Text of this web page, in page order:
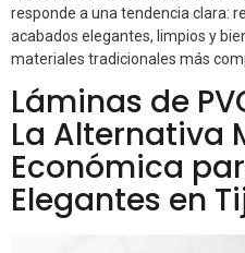
responde a una tendencia clara:
acabados elegantes, limpios y
materiales tradicionales más
Láminas de
La Alternativa
Económica
Elegantes en